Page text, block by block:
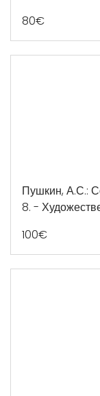
80€
Пушкин, А.С.:
8. -
100€